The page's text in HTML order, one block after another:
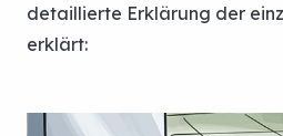
detaillierte Erklärung der
erklärt: